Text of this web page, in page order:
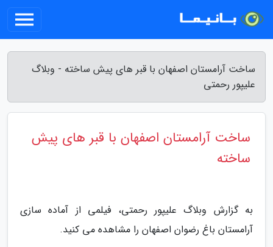
ساخت آرامستان اصفهان با قبر های پیش ساخته - وبلاگ
علیپور رحمتی
ساخت آرامستان اصفهان با قبر های پیش
ساخته
به گزارش وبلاگ علیپور رحمتی، فیلمی از آماده سازی
آرامستان باغ رضوان اصفهان را مشاهده می کنید.